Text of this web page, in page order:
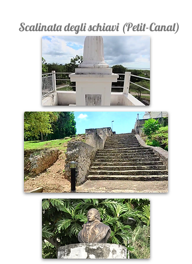
Scalinata degli schiavi (Petit-Canal)